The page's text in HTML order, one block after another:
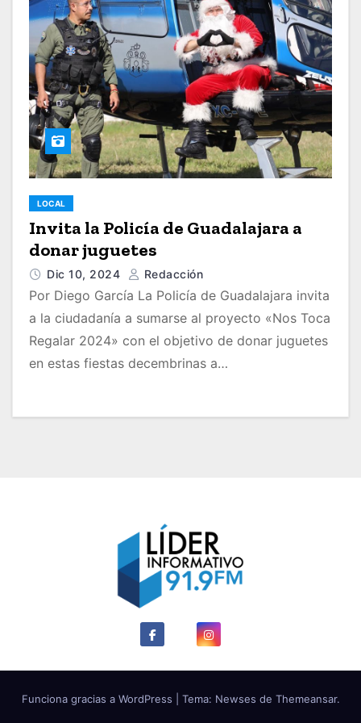
LOCAL
Invita la Policía de Guadalajara a
donar juguetes
Dic 10, 2024 Redacción
Por Diego García La Policía de Guadalajara invita
a la ciudadanía a sumarse al proyecto «Nos Toca
Regalar 2024» con el objetivo de donar juguetes
en estas fiestas decembrinas a…
Funciona gracias a WordPress Tema: Newses de Themeansar.